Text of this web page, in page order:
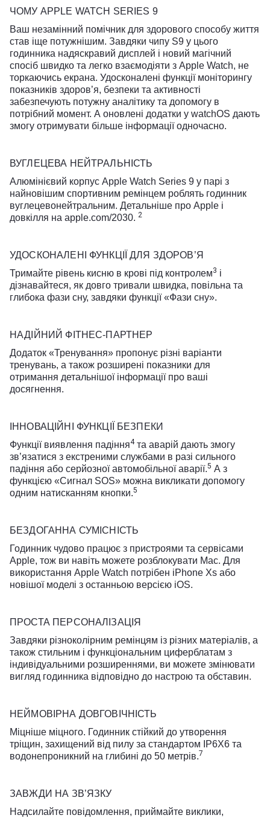
ЧОМУ APPLE WATCH SERIES 9
Ваш незамінний помічник для здорового способу життя
став іще потужнішим. Завдяки чипу S9 у цього
годинника надяскравий дисплей і новий магічний
спосіб швидко та легко взаємодіяти з Apple Watch, не
торкаючись екрана. Удосконалені функції моніторингу
показників здоров’я, безпеки та активності
забезпечують потужну аналітику та допомогу в
потрібний момент. А оновлені додатки у watchOS дають
змогу отримувати більше інформації одночасно.
ВУГЛЕЦЕВА НЕЙТРАЛЬНІСТЬ
Алюмінієвий корпус Apple Watch Series 9 у парі з
найновішим спортивним ремінцем роблять годинник
вуглецевонейтральним. Детальніше про Apple і
довкілля на apple.com/2030. 2
УДОСКОНАЛЕНІ ФУНКЦІЇ ДЛЯ ЗДОРОВ’Я
Тримайте рівень кисню в крові під контролем3 і
дізнавайтеся, як довго тривали швидка, повільна та
глибока фази сну, завдяки функції «Фази сну».
НАДІЙНИЙ ФІТНЕС-ПАРТНЕР
Додаток «Тренування» пропонує різні варіанти
тренувань, а також розширені показники для
отримання детальнішої інформації про ваші
досягнення.
ІННОВАЦІЙНІ ФУНКЦІЇ БЕЗПЕКИ
Функції виявлення падіння4та аварій дають змогу
зв’язатися з екстреними службами в разі сильного
падіння або серйозної автомобільної аварії.5 А з
функцією «Сигнал SOS» можна викликати допомогу
одним натисканням кнопки.5
БЕЗДОГАННА СУМІСНІСТЬ
Годинник чудово працює з пристроями та сервісами
Apple, тож ви навіть можете розблокувати Mac. Для
використання Apple Watch потрібен iPhone Xs або
новішої моделі з останньою версією iOS.
ПРОСТА ПЕРСОНАЛІЗАЦІЯ
Завдяки різноколірним ремінцям із різних матеріалів, а
також стильним і функціональним циферблатам з
індивідуальними розширеннями, ви можете змінювати
вигляд годинника відповідно до настрою та обставин.
НЕЙМОВІРНА ДОВГОВІЧНІСТЬ
Міцніше міцного. Годинник стійкий до утворення
тріщин, захищений від пилу за стандартом IP6X6 та
водонепроникний на глибині до 50 метрів.7
ЗАВЖДИ НА ЗВ’ЯЗКУ
Надсилайте повідомлення, приймайте виклики,